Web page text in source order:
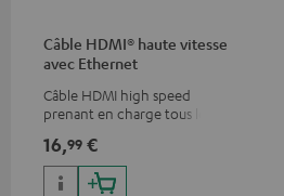
Câble HDMI® haute vitesse
avec Ethernet
Câble HDMI high speed
prenant en charge tous les
50/60p et 4K 3D
16,99 €